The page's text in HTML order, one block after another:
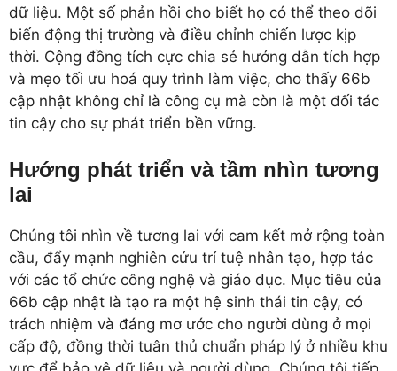
dữ liệu. Một số phản hồi cho biết họ có thể theo dõi
biến động thị trường và điều chỉnh chiến lược kịp
thời. Cộng đồng tích cực chia sẻ hướng dẫn tích hợp
và mẹo tối ưu hoá quy trình làm việc, cho thấy 66b
cập nhật không chỉ là công cụ mà còn là một đối tác
tin cậy cho sự phát triển bền vững.
Hướng phát triển và tầm nhìn tương
lai
Chúng tôi nhìn về tương lai với cam kết mở rộng toàn
cầu, đẩy mạnh nghiên cứu trí tuệ nhân tạo, hợp tác
với các tổ chức công nghệ và giáo dục. Mục tiêu của
66b cập nhật là tạo ra một hệ sinh thái tin cậy, có
trách nhiệm và đáng mơ ước cho người dùng ở mọi
cấp độ, đồng thời tuân thủ chuẩn pháp lý ở nhiều khu